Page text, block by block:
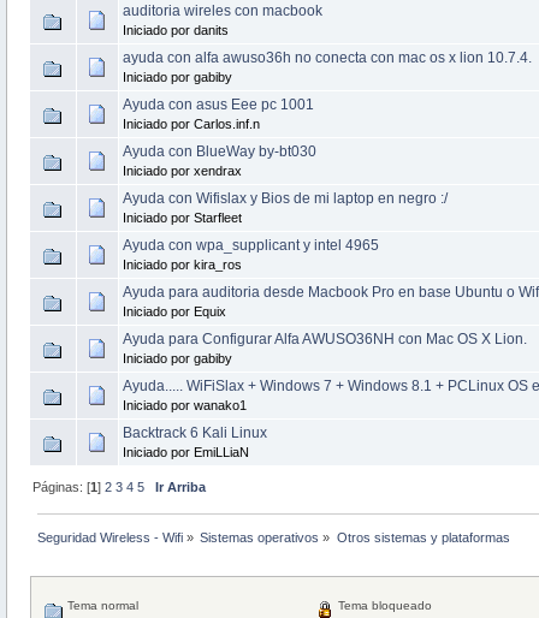
auditoria wireles con macbook
Iniciado por danits
ayuda con alfa awuso36h no conecta con mac os x lion 10.7.4.
Iniciado por gabiby
Ayuda con asus Eee pc 1001
Iniciado por Carlos.inf.n
Ayuda con BlueWay by-bt030
Iniciado por xendrax
Ayuda con Wifislax y Bios de mi laptop en negro :/
Iniciado por Starfleet
Ayuda con wpa_supplicant y intel 4965
Iniciado por kira_ros
Ayuda para auditoria desde Macbook Pro en base Ubuntu o
Iniciado por Equix
Ayuda para Configurar Alfa AWUSO36NH con Mac OS X Lion.
Iniciado por gabiby
Ayuda..... WiFiSlax + Windows 7 + Windows 8.1 + PCLinux OS
Iniciado por wanako1
Backtrack 6 Kali Linux
Iniciado por EmiLLiaN
Páginas: [1]2 3 4 5 Ir Arriba
Seguridad Wireless - Wifi » Sistemas operativos » Otros sistemas y plataformas
Tema normal Tema bloqueado